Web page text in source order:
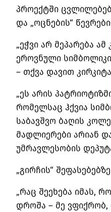
პროექტში
და „ოცნების“
„ეჭვი არ მეპარება
ეროვნული
– თქვა დავით
„ეს არის
რომელსაც ჰქვია
საბავშვო ბაღის
მადლიერები არიან
უმრავლესობის
„გირჩის“
„რაც შეეხება იმას,
დროშა – მე ვფიქრობ,